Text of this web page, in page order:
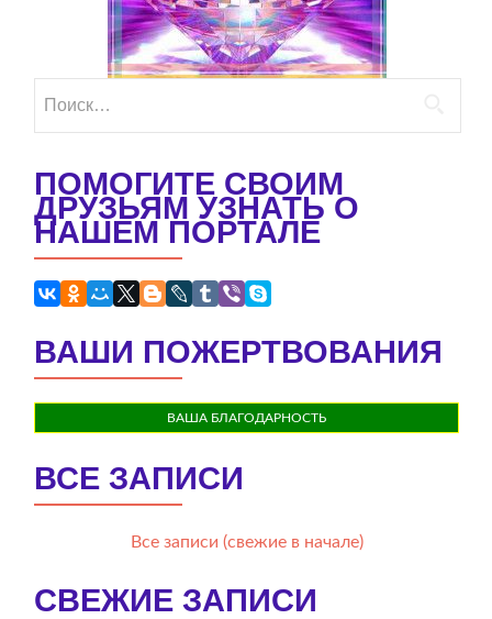
ПОМОГИТЕ СВОИМ
ДРУЗЬЯМ УЗНАТЬ О
НАШЕМ ПОРТАЛЕ
ВАШИ ПОЖЕРТВОВАНИЯ
ВАША БЛАГОДАРНОСТЬ
ВСЕ ЗАПИСИ
Все записи (свежие в начале)
СВЕЖИЕ ЗАПИСИ